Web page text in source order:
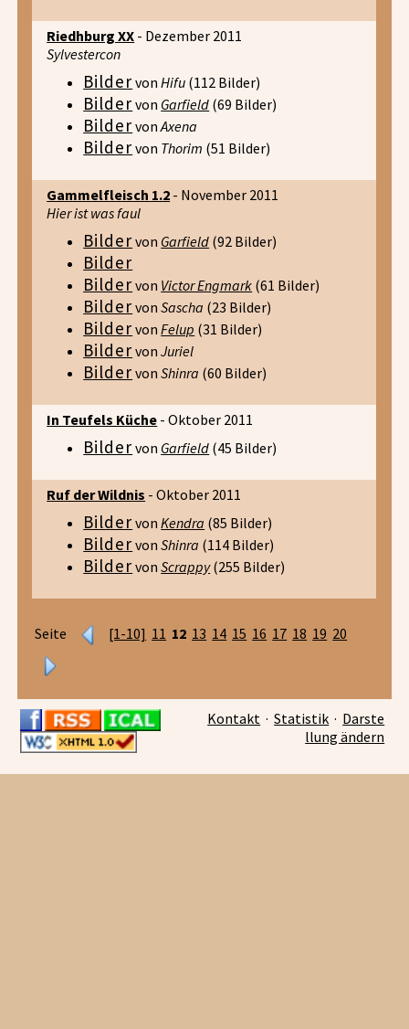
Riedhburg XX - Dezember 2011
Sylvestercon
BildervonHifu (112 Bilder)
Bildervon Garfield (69 Bilder)
BildervonAxena
Bildervon Thorim (51 Bilder)
Gammelfleisch 1.2 - November 2011
Hier ist was faul
Bildervon Garfield (92 Bilder)
Bilder
Bildervon Victor Engmark (61 Bilder)
BildervonSascha (23 Bilder)
BildervonFelup (31 Bilder)
BildervonJuriel
BildervonShinra (60 Bilder)
In Teufels Küche - Oktober 2011
Bildervon Garfield (45 Bilder)
Ruf der Wildnis - Oktober 2011
BildervonKendra (85 Bilder)
BildervonShinra (114 Bilder)
BildervonScrappy(255 Bilder)
Seite [1-10] 11 12 13 14 15 16 17 18 19 20
Kontakt ·Statistik · Darste
llung ändern